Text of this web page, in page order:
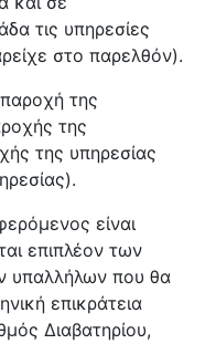
τις υπηρεσίες
στο παρελθόν).
της
της
της υπηρεσίας
είναι
επιπλέον των
υπαλλήλων που θα
επικράτεια
Διαβατηρίου,